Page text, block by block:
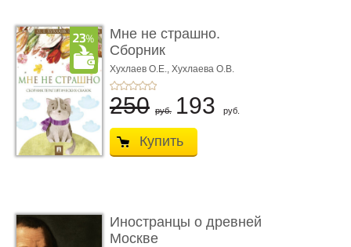
Мне не страшно.
Сборник
терапевтических
сказо� ...
Хухлаев О.Е., Хухлаева О.В.
250 руб. 193 руб.
Купить
Иностранцы о древней
Москве